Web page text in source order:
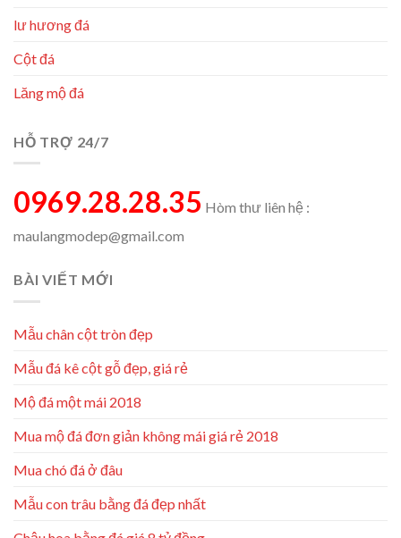
lư hương đá
Cột đá
Lăng mộ đá
HỖ TRỢ 24/7
0969.28.28.35 Hòm thư liên hệ :
maulangmodep@gmail.com
BÀI VIẾT MỚI
Mẫu chân cột tròn đẹp
Mẫu đá kê cột gỗ đẹp, giá rẻ
Mộ đá một mái 2018
Mua mộ đá đơn giản không mái giá rẻ 2018
Mua chó đá ở đâu
Mẫu con trâu bằng đá đẹp nhất